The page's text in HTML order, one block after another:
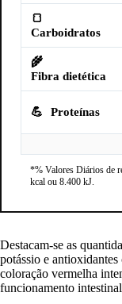
🍞
Carboidratos
🌾
Fibra dietética
💪 Proteínas
*% Valores Diários de
kcal ou 8.400 kJ.
Destacam-se as
potássio e
coloração vermelha
funcionamento